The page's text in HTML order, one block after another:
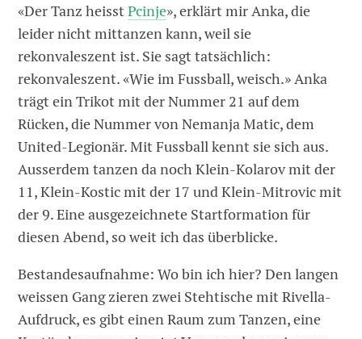
«Der Tanz heisstPcinje», erklärt mir Anka, die
leider nicht mittanzen kann, weil sie
rekonvaleszent ist. Sie sagt tatsächlich:
rekonvaleszent. «Wie im Fussball, weisch.» Anka
trägt ein Trikot mit der Nummer 21 auf dem
Rücken, die Nummer von Nemanja Matic, dem
United-Legionär. Mit Fussball kennt sie sich aus.
Ausserdem tanzen da noch Klein-Kolarov mit der
11, Klein-Kostic mit der 17 und Klein-Mitrovic mit
der 9. Eine ausgezeichnete Startformation für
diesen Abend, so weit ich das überblicke.
Bestandesaufnahme: Wo bin ich hier? Den langen
weissen Gang zieren zwei Stehtische mit Rivella-
Aufdruck, es gibt einen Raum zum Tanzen, eine